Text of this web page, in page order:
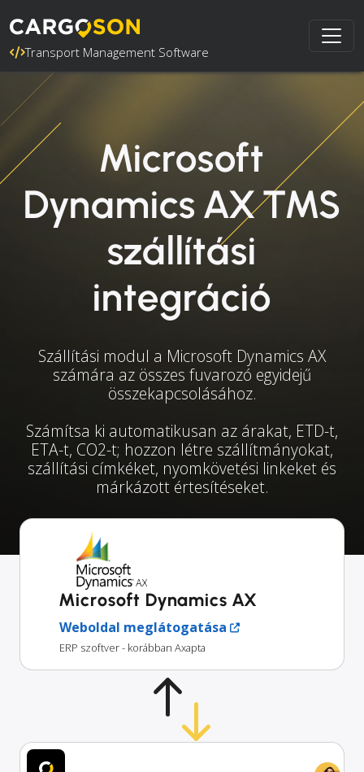
Transport Management Software
Microsoft
Dynamics AX TMS
szállítási
integráció
Szállítási modul a Microsoft Dynamics AX
számára az összes fuvarozó egyidejű
összekapcsolásához.
Számítsa ki automatikusan az árakat, ETD-t,
ETA-t, CO2-t; hozzon létre szállítmányokat,
szállítási címkéket, nyomkövetési linkeket és
márkázott értesítéseket.
Microsoft Dynamics AX
Weboldal meglátogatása
ERP szoftver - korábban Axapta